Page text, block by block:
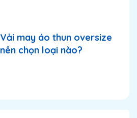
Vải may áo thun oversize
nên chọn loại nào?